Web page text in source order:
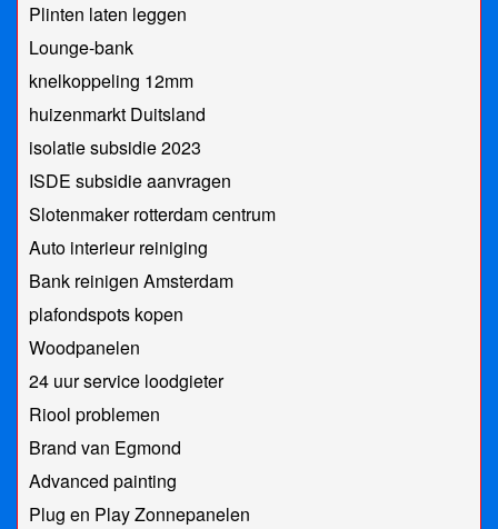
Plinten laten leggen
Lounge-bank
knelkoppeling 12mm
huizenmarkt Duitsland
isolatie subsidie 2023
ISDE subsidie aanvragen
Slotenmaker rotterdam centrum
Auto interieur reiniging
Bank reinigen Amsterdam
plafondspots kopen
Woodpanelen
24 uur service loodgieter
Riool problemen
Brand van Egmond
Advanced painting
Plug en Play Zonnepanelen